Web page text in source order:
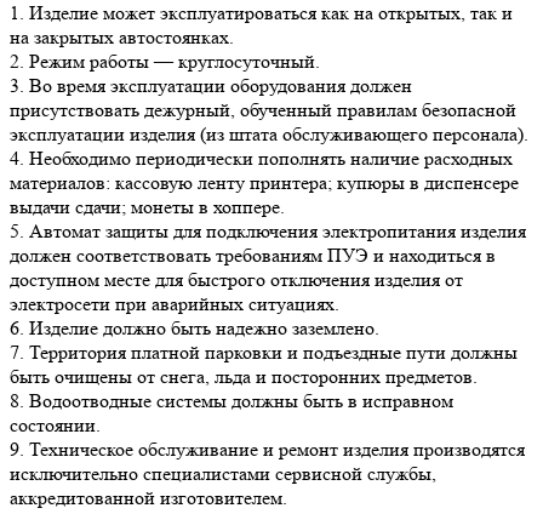
1. Изделие может эксплуатироваться как на открытых, так и
на закрытых автостоянках.
2. Режим работы — круглосуточный.
3. Во время эксплуатации оборудования должен
присутствовать дежурный, обученный правилам безопасной
эксплуатации изделия (из штата обслуживающего персонала).
4. Необходимо периодически пополнять наличие расходных
материалов: кассовую ленту принтера; купюры в диспенсере
выдачи сдачи; монеты в хоппере.
5. Автомат защиты для подключения электропитания изделия
должен соответствовать требованиям ПУЭ и находиться в
доступном месте для быстрого отключения изделия от
электросети при аварийных ситуациях.
6. Изделие должно быть надежно заземлено.
7. Территория платной парковки и подъездные пути должны
быть очищены от снега, льда и посторонних предметов.
8. Водоотводные системы должны быть в исправном
состоянии.
9. Техническое обслуживание и ремонт изделия производятся
исключительно специалистами сервисной службы,
аккредитованной изготовителем.